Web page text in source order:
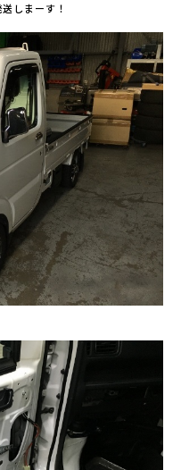
しまーす！